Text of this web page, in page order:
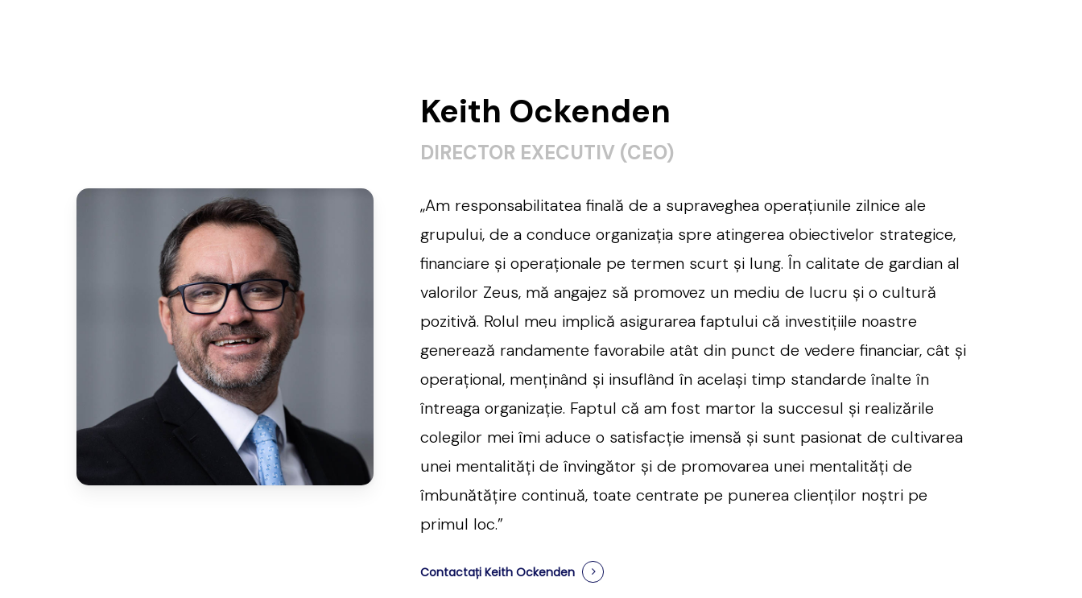
Keith Ockenden
DIRECTOR EXECUTIV (CEO)
„Am responsabilitatea finală de a supraveghea operațiunile zilnice ale
grupului, de a conduce organizația spre atingerea obiectivelor strategice,
financiare și operaționale pe termen scurt și lung. În calitate de gardian al
valorilor Zeus, mă angajez să promovez un mediu de lucru și o cultură
pozitivă. Rolul meu implică asigurarea faptului că investițiile noastre
generează randamente favorabile atât din punct de vedere financiar, cât și
operațional, menținând și insuflând în același timp standarde înalte în
întreaga organizație. Faptul că am fost martor la succesul și realizările
colegilor mei îmi aduce o satisfacție imensă și sunt pasionat de cultivarea
unei mentalități de învingător și de promovarea unei mentalități de
îmbunătățire continuă, toate centrate pe punerea clienților noștri pe
primul loc.”
Contactați Keith Ockenden